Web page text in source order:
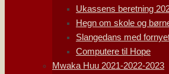
Ukassens beretning
Hegn om skole og
Slangedans med
Computere til Hope
Mwaka Huu 2021-2022-2023